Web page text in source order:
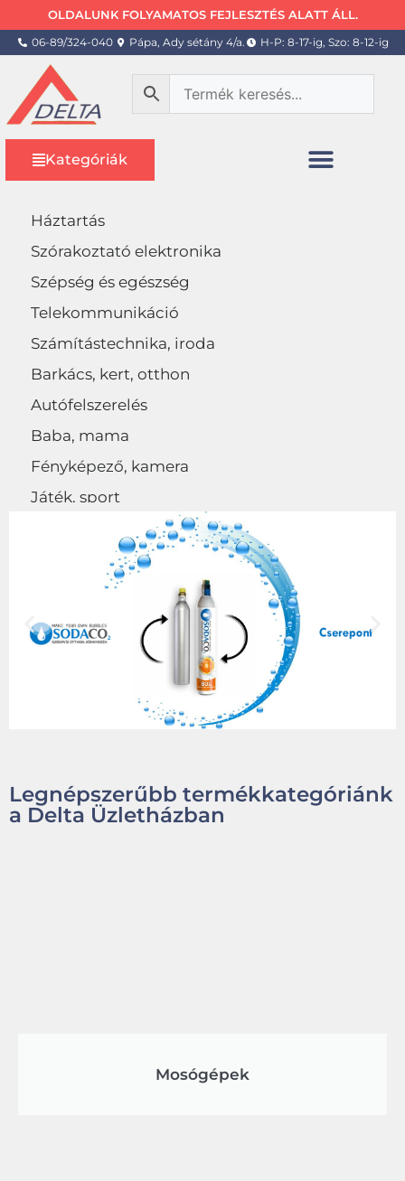
OLDALUNK FOLYAMATOS FEJLESZTÉS ALATT ÁLL.
06-89/324-040 Pápa, Ady sétány 4/a. H-P: 8-17-ig, Szo: 8-12-ig
Kategóriák
Háztartás
Szórakoztató elektronika
Szépség és egészség
Telekommunikáció
Számítástechnika, iroda
Barkács, kert, otthon
Autófelszerelés
Baba, mama
Fényképező, kamera
Játék, sport
Legnépszerűbb termékkategóriánk
a Delta Üzletházban
Mosógépek